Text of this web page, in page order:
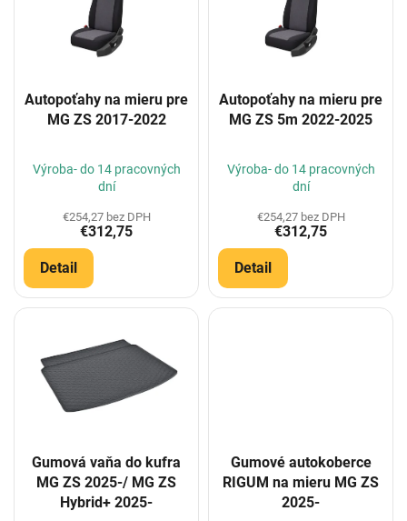
Autopoťahy na mieru pre
MG ZS 2017-2022
Výroba- do 14 pracovných
dní
€254,27 bez DPH
€312,75
Detail
Autopoťahy na mieru pre
MG ZS 5m 2022-2025
Výroba- do 14 pracovných
dní
€254,27 bez DPH
€312,75
Detail
Gumová vaňa do kufra
MG ZS 2025-/ MG ZS
Hybrid+ 2025-
Gumové autokoberce
RIGUM na mieru MG ZS
2025-